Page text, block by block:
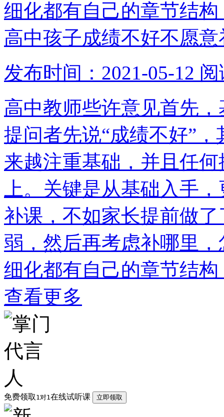
细化都有自己的章节结
高中孩子成绩不好不愿
发布时间：2021-05-12 阅
高中教师些许意见首先
提问者先说“成绩不好”
来越注重基础，并且任
上。关键是从基础入手
补课，不如家长提前做
弱，然后再考虑补哪里
细化都有自己的章节结
查看更多
免费领取 1对1在线试听课 立即领取